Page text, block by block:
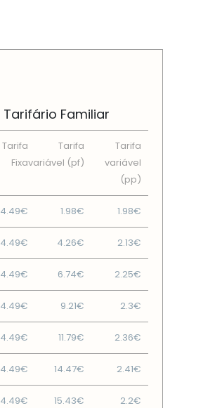
Tarifário Familiar
Tarifa
Fixa
Tarifa
variável (pf)
Tarifa
variável
(pp)
4.49€ 1.98€ 1.98€
4.49€ 4.26€ 2.13€
4.49€ 6.74€ 2.25€
4.49€ 9.21€ 2.3€
4.49€ 11.79€ 2.36€
4.49€ 14.47€ 2.41€
4.49€ 15.43€ 2.2€